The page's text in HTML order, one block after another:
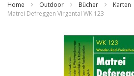
zum
Home Outdoor Bücher
Karten
Matrei Defreggen Virgental WK 123